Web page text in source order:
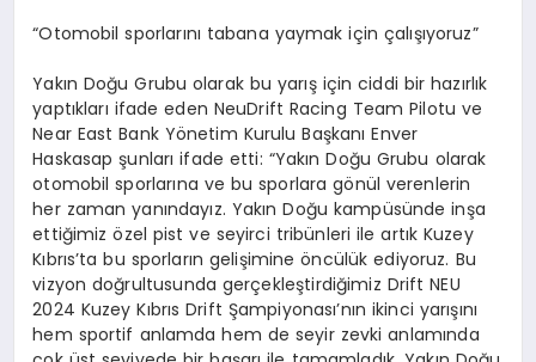
“Otomobil sporlarını tabana yaymak için çalışıyoruz”
Yakın Doğu Grubu olarak bu yarış için ciddi bir hazırlık
yaptıkları ifade eden NeuDrift Racing Team Pilotu ve
Near East Bank Yönetim Kurulu Başkanı Enver
Haskasap şunları ifade etti: “Yakın Doğu Grubu olarak
otomobil sporlarına ve bu sporlara gönül verenlerin
her zaman yanındayız. Yakın Doğu kampüsünde inşa
ettiğimiz özel pist ve seyirci tribünleri ile artık Kuzey
Kıbrıs’ta bu sporların gelişimine öncülük ediyoruz. Bu
vizyon doğrultusunda gerçekleştirdiğimiz Drift NEU
2024 Kuzey Kıbrıs Drift Şampiyonası’nın ikinci yarışını
hem sportif anlamda hem de seyir zevki anlamında